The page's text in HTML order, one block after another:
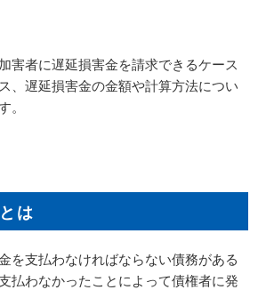
害者に遅延損害金を請求できるケース
、遅延損害金の金額や計算方法につい
。
は
を支払わなければならない債務がある
払わなかったことによって債権者に発